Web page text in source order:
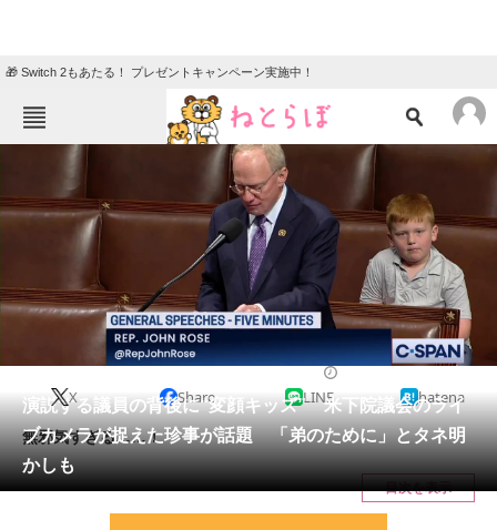
🎁 Switch 2もあたる！ プレゼントキャンペーン実施中！
ねとらぼメニュー
ニュース
クイズ
地域
住まい 教育・育児
リサーチ
会員記事
メディア
注目記事を集めた総合ページ
演説する議員の背後に“変顔キッズ” 米下院議会のライ
ブカメラが捉えた珍事が話題 「弟のために」とタネ明
かしも
X Share LINE hatena
無邪気すぎる……！
目次を表示